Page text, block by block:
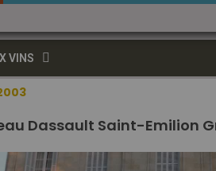
VINS
Dassault Saint-Emilion